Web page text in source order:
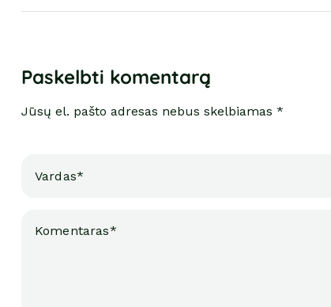
Paskelbti komentarą
Jūsų el. pašto adresas nebus skelbiamas *